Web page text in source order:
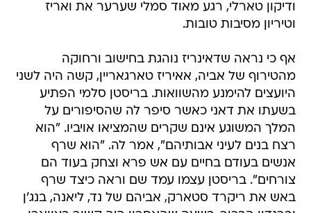
ודיקון טארלי, רגע מאוד סמלי שערער את ואריז
וטיריון מסיבות טובות.
אף כי נראה שדאינריז נוהגת בחישוב ורחוקה
מהטירוף של אביה, אאיריז טארגאריין, קשה היה לשני
היועצים להימנע מהשוואות. בריסטן סלמי הפתיע
בשעתו את דאני כאשר סיפר לה שהסיפורים על
המלך המשוגע אינם שקרים שהמציאו אויביו. "הוא
רצח בנים לעיני אבותיהם", אמר לה. "הוא שרף
אנשים בעודם בחיים עם אש פרא וצחק בעוד הם
צורחים". בריסטן עצמו עמד שם וראה כיצד שרף
באש את ריקרד סטארק, אביהם של נד, ליאנה, בנג'ן